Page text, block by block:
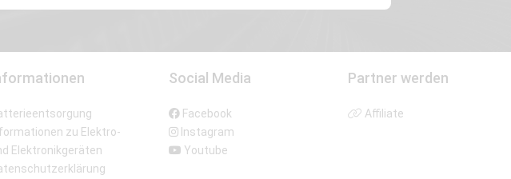
zu Elektro-
Elektronikgeräten
Social Media
Facebook
Instagram
Youtube
Partner werden
Affiliate